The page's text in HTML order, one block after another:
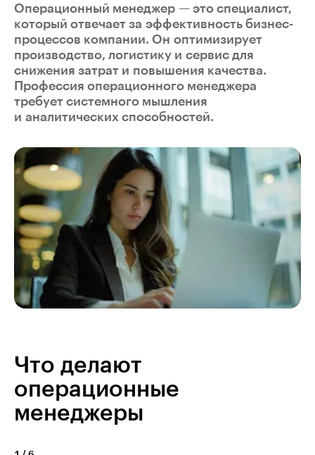
Операционный менеджер — это специалист,
который отвечает за эффективность бизнес-
процессов компании. Он оптимизирует
производство, логистику и сервис для
снижения затрат и повышения качества.
Профессия операционного менеджера
требует системного мышления
и аналитических способностей.
Что делают
операционные
менеджеры